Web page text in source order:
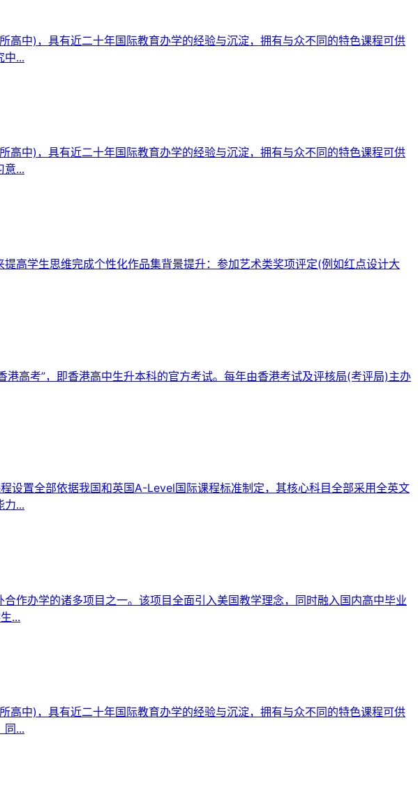
中)，具有近二十年国际教育办学的经验与沉淀，拥有与众不同的特色课程可供
中...
中)，具有近二十年国际教育办学的经验与沉淀，拥有与众不同的特色课程可供
意...
高学生思维完成个性化作品集背景提升：参加艺术类奖项评定(例如红点设计大
高考”，即香港高中生升本科的官方考试。每年由香港考试及评核局(考评局)主办
设置全部依据我国和英国A-Level国际课程标准制定，其核心科目全部采用全英文
力...
作办学的诸多项目之一。该项目全面引入美国教学理念，同时融入国内高中毕业
...
中)，具有近二十年国际教育办学的经验与沉淀，拥有与众不同的特色课程可供
同...